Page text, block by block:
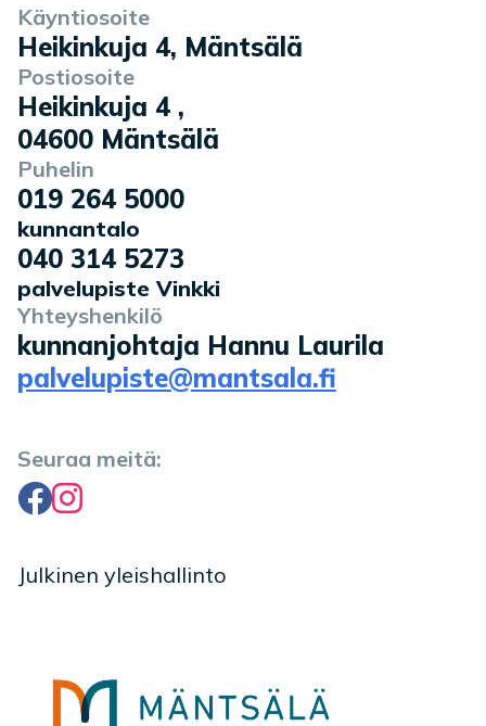
Yrityksen tiedot
Käyntiosoite
Heikinkuja 4, Mäntsälä
Postiosoite
Heikinkuja 4 ,
04600 Mäntsälä
Puhelin
019 264 5000
kunnantalo
040 314 5273
palvelupiste Vinkki
Yhteyshenkilö
kunnanjohtaja Hannu Laurila
palvelupiste@mantsala.fi
Seuraa meitä:
Facebook
Instagram
Palvelukuvaus
Julkinen yleishallinto